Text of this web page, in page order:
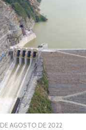
AGOSTO DE 2022